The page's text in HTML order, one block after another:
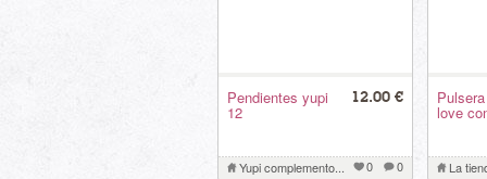
Pendientes yupi
12
12.00 €
Yupi complemento... 0 0
love
La